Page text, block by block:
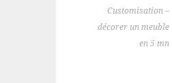
Customisation –
décorer un meuble
en 5 mn